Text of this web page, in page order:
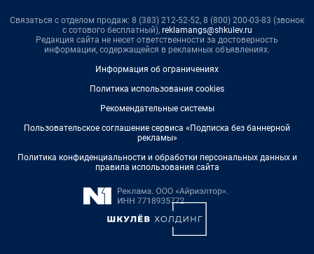
Связаться с отделом продаж: 8 (383) 212-52-52, 8 (800) 200-03-83 (звонок
с сотового бесплатный), reklamangs@shkulev.ru
Редакция сайта не несет ответственности за достоверность
информации, содержащейся в рекламных объявлениях.
Информация об ограничениях
Политика использования cookies
Рекомендательные системы
Пользовательское соглашение сервиса «Подписка без баннерной
рекламы»
Политика конфиденциальности и обработки персональных данных и
правила использования сайта